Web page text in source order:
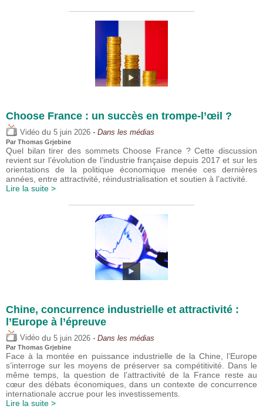
Choose France : un succès en trompe-l’œil ?
Vidéo du 5 juin 2026 - Dans les médias
Par Thomas Grjebine
Quel bilan tirer des sommets Choose France ? Cette discussion
revient sur l’évolution de l’industrie française depuis 2017 et sur les
orientations de la politique économique menée ces dernières
années, entre attractivité, réindustrialisation et soutien à l’activité.
Lire la suite >
Chine, concurrence industrielle et attractivité :
l’Europe à l’épreuve
Vidéo du 5 juin 2026 - Dans les médias
Par Thomas Grjebine
Face à la montée en puissance industrielle de la Chine, l’Europe
s’interroge sur les moyens de préserver sa compétitivité. Dans le
même temps, la question de l’attractivité de la France reste au
cœur des débats économiques, dans un contexte de concurrence
internationale accrue pour les investissements.
Lire la suite >